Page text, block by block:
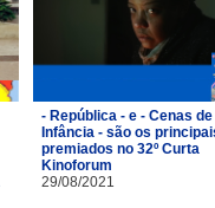
- República - e - Cenas de
Infância - são os
premiados no 32º Curta
Kinoforum
29/08/2021